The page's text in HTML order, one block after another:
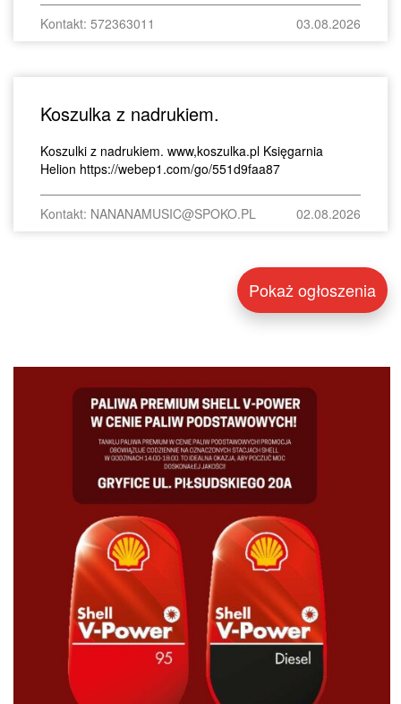
Kontakt: 572363011 03.08.2026
Koszulka z nadrukiem.
Koszulki z nadrukiem. www,koszulka.pl Księgarnia
Helion https://webep1.com/go/551d9faa87
Kontakt: NANANAMUSIC@SPOKO.PL 02.08.2026
Pokaż ogłoszenia